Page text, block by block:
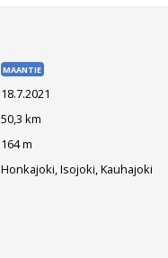
MAANTIE
18.7.2021
50,3 km
164 m
Honkajoki, Isojoki, Kauhajoki